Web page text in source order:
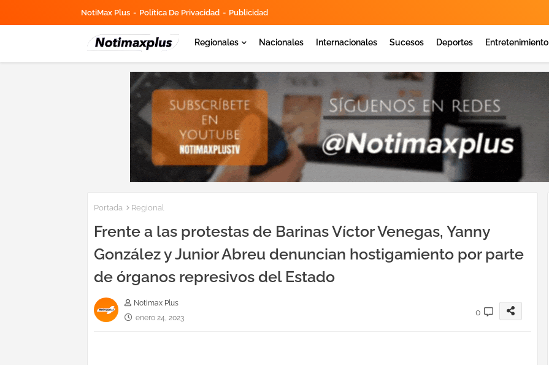
NotiMax Plus Política De Privacidad Publicidad
Regionales Nacionales Internacionales Sucesos Deportes Entretenimiento
Portada Regional
Frente a las protestas de Barinas Víctor Venegas, Yanny
González y Junior Abreu denuncian hostigamiento por parte
de órganos represivos del Estado
Notimax Plus
enero 24, 2023
0